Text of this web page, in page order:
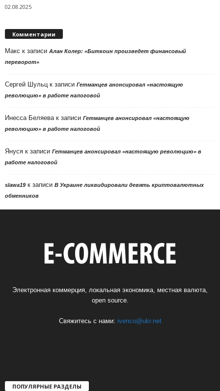
02.08.2025
Комментарии
Макс к записи Алан Колер: «Биткоин произведет финансовый
переворот»
Сергей Шульцк записи Гетманцев анонсировал «настоящую
революцию» в работе налоговой
Инесса Беляевак записи Гетманцев анонсировал «настоящую
революцию» в работе налоговой
Януся к записи Гетманцев анонсировал «настоящую революцию» в
работе налоговой
slawa19 к записи В Украине ликвидировали девять криптовалютных
обменников
Электронная коммерция, локальная экономика, местная валюта,
open source.
Свяжитесь с нами: ivenco@ukr.net
ПОПУЛЯРНЫЕ РАЗДЕЛЫ